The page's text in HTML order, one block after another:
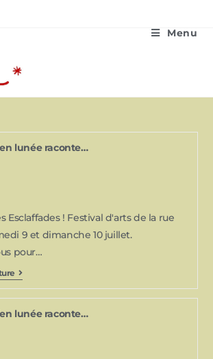
Menu
lunée raconte…
Esclaffades ! Festival d'arts de la rue
9 et dimanche 10 juillet.
pour…
lunée raconte…